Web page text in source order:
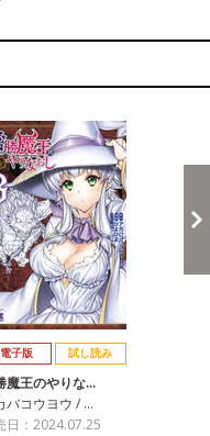
電子版 試し読み
魔王のやりな…
バコウヨウ / …
日：2024.07.25